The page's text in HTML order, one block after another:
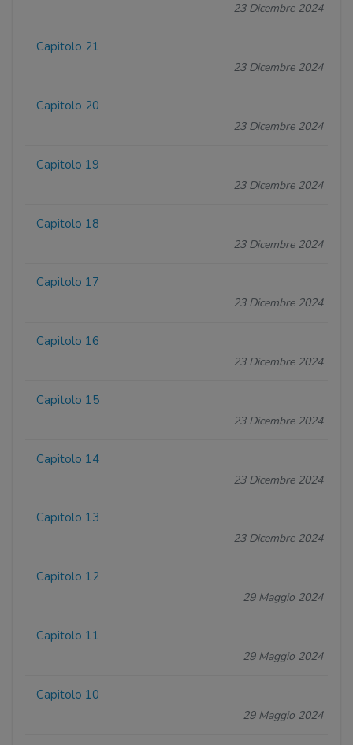
23 Dicembre 2024
Capitolo 21
23 Dicembre 2024
Capitolo 20
23 Dicembre 2024
Capitolo 19
23 Dicembre 2024
Capitolo 18
23 Dicembre 2024
Capitolo 17
23 Dicembre 2024
Capitolo 16
23 Dicembre 2024
Capitolo 15
23 Dicembre 2024
Capitolo 14
23 Dicembre 2024
Capitolo 13
23 Dicembre 2024
Capitolo 12
29 Maggio 2024
Capitolo 11
29 Maggio 2024
Capitolo 10
29 Maggio 2024